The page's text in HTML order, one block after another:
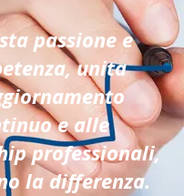
passione e
unita
e alle
professionali,
la differenza.